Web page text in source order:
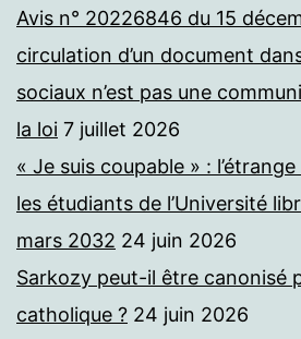
Avis n° 20226846 du 15
circulation d’un document
sociaux n’est pas une
la loi 7 juillet 2026
« Je suis coupable » :
les étudiants de l’Université
mars 2032 24 juin 2026
Sarkozy peut-il être canonisé
catholique ? 24 juin 2026